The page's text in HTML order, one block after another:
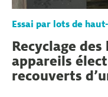
Essai par lots de
Recyclage
appareils
recouverts